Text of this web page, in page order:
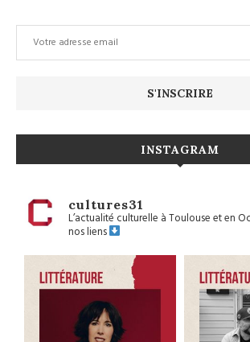
INSTAGRAM
cultures31
L’actualité culturelle à Toulouse et en
nos liens